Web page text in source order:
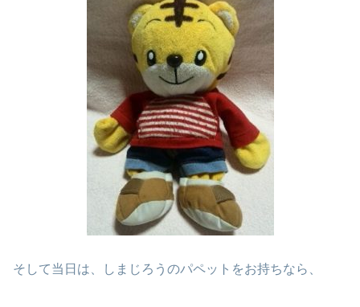
そして当日は、しまじろうのパペットをお持ちなら、